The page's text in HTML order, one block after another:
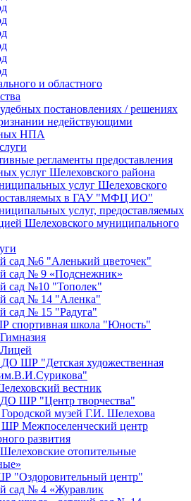
и областного
постановлениях / решениях
недействующими
НПА
регламенты предоставления
услуг Шелеховского района
услуг Шелеховского
в ГАУ "МФЦ ИО"
услуг, предоставляемых
Шелеховского муниципального
сад №6 "Аленький цветочек"
сад № 9 «Подснежник»
сад №10 "Тополек"
сад № 14 "Аленка"
сад № 15 "Радуга"
спортивная школа "Юность"
ШР "Детская художественная
вестник
ШР "Центр творчества"
музей Г.И. Шелехова
Межпоселенческий центр
развития
отопительные
"Оздоровительный центр"
сад № 4 «Журавлик